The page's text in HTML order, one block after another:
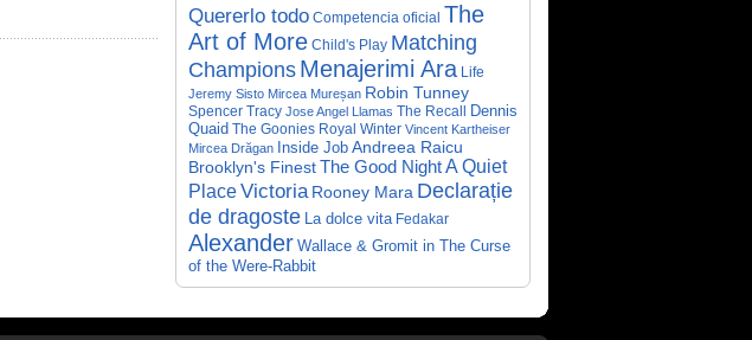
Quererlo todo Competencia oficial The
Art of More Child's Play Matching
ChampionsMenajerimi Ara Life
Jeremy Sisto Mircea Mureșan Robin Tunney
Spencer Tracy Jose Angel Llamas The Recall
Dennis
Quaid The Goonies Royal Winter Vincent Kartheiser
Mircea Drăgan Inside Job Andreea Raicu
Brooklyn's FinestThe Good NightA Quiet
PlaceVictoria Rooney Mara Declarație
de dragoste La dolce vita Fedakar
Alexander Wallace & Gromit in The Curse
of the Were-Rabbit